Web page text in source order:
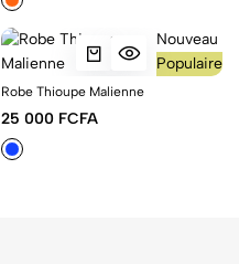
Nouveau
Populaire
Robe Thioupe Malienne
25 000 FCFA